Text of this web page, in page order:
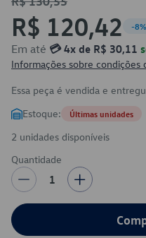
R$ 120,42 -
Em até 💳 4x de R$ 30,11
Informações sobre condições
Essa peça é vendida e
Estoque: Últimas unidades
2 unidades disponíveis
Quantidade
1